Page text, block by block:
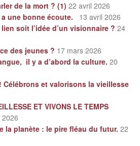
de la mort ? (1) 22 avril 2026
une bonne écoute.
13 avril 2026
soit l’idée d’un visionnaire ? 24
des jeunes ? 17 mars 2026
il y a d’abord la culture. 20
Célébrons et valorisons la vieillesse
ET VIVONS LE TEMPS
la planète : le pire fléau du futur. 22